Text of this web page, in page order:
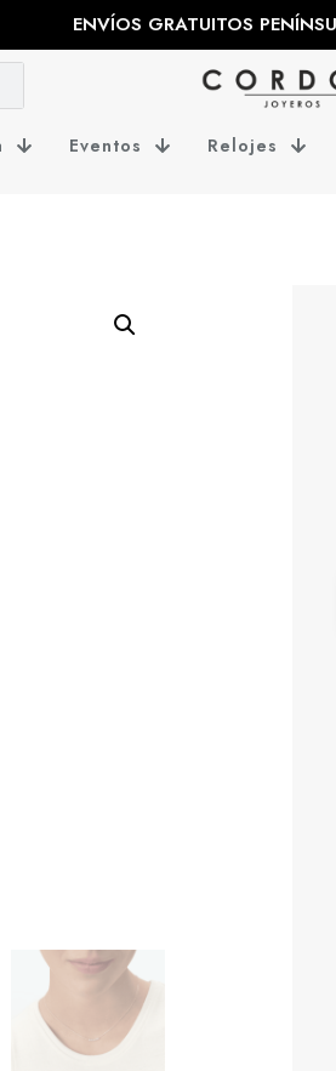
ENVÍOS GRATUITOS
Eventos Relojes